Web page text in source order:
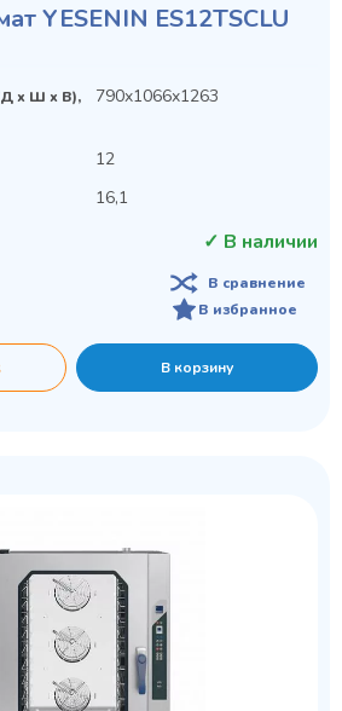
YESENIN ES12TSCLU
х Ш х В),
790x1066x1263
12
16,1
✓ В наличии
В сравнение
В избранное
В корзину